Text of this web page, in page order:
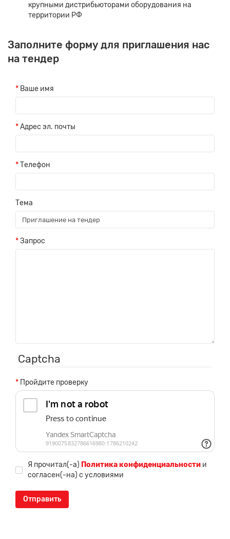
крупными дистрибьюторами оборудования на
территории РФ
Заполните форму для приглашения нас
на тендер
Ваше имя
Адрес эл. почты
Телефон
Тема
Запрос
Captcha
Пройдите проверку
Я прочитал(-а) Политика конфиденциальности и
согласен(-на) с условиями
Отправить
Заявка на расчет